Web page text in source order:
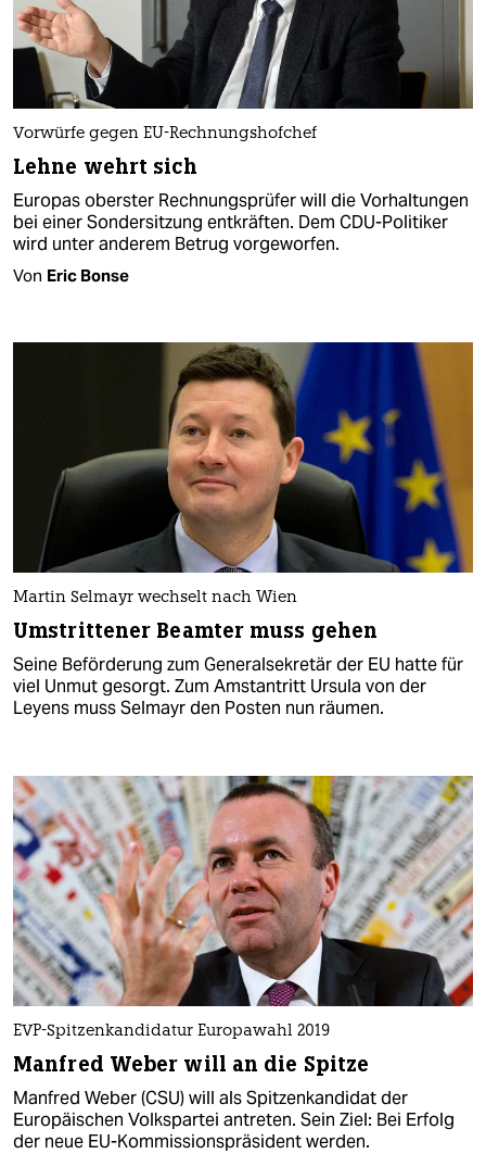
Vorwürfe gegen EU-Rechnungshofchef
Lehne wehrt sich
Europas oberster Rechnungsprüfer will die Vorhaltungen
bei einer Sondersitzung entkräften. Dem CDU-Politiker
wird unter anderem Betrug vorgeworfen.
Von Eric Bonse
Martin Selmayr wechselt nach Wien
Umstrittener Beamter muss gehen
Seine Beförderung zum Generalsekretär der EU hatte für
viel Unmut gesorgt. Zum Amstantritt Ursula von der
Leyens muss Selmayr den Posten nun räumen.
EVP-Spitzenkandidatur Europawahl 2019
Manfred Weber will an die Spitze
Manfred Weber (CSU) will als Spitzenkandidat der
Europäischen Volkspartei antreten. Sein Ziel: Bei Erfolg
der neue EU-Kommissionspräsident werden.